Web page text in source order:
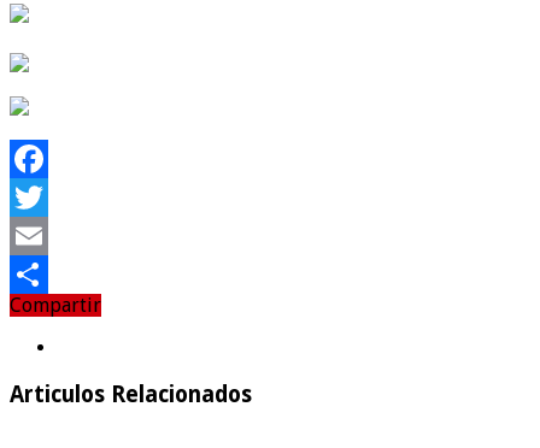
Facebook
Twitter
Email
Compartir
Compartir
Articulos Relacionados